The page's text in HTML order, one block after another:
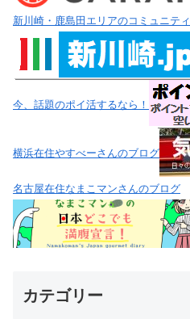
新川崎・鹿島田エリアのコミュニティ
今、話題のポイ活するなら！
横浜在住やすべーさんのブログ
名古屋在住なまこマンさんのブログ
カテゴリー